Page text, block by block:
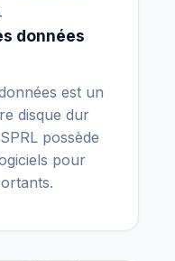
données
est un
disque dur
possède
pour